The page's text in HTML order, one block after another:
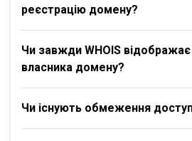
реєстрацію домену?
Чи завжди WHOIS відображає
власника домену?
Чи існують обмеження